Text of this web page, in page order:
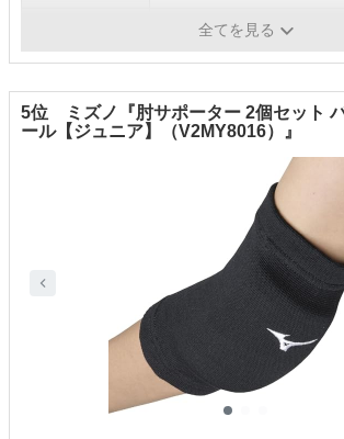
全てを見る
5位 ミズノ『肘サポーター 2個セット
ール【ジュニア】（V2MY8016）』